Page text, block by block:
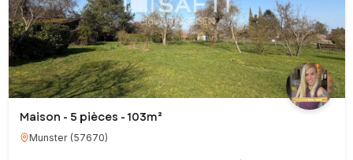
Maison - 5 pièces - 103m²
Munster(57670)